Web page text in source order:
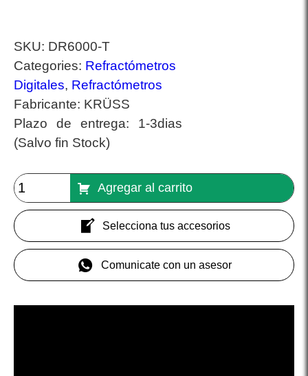
SKU: DR6000-T
Categories: Refractómetros
Digitales, Refractómetros
Fabricante: KRÜSS
Plazo de entrega: 1-3dias
(Salvo fin Stock)
Agregar al carrito
Selecciona tus accesorios
Comunicate con un asesor